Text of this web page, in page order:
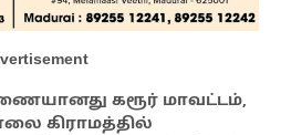
கரூர் மாவட்டம்,
கிராமத்தில்